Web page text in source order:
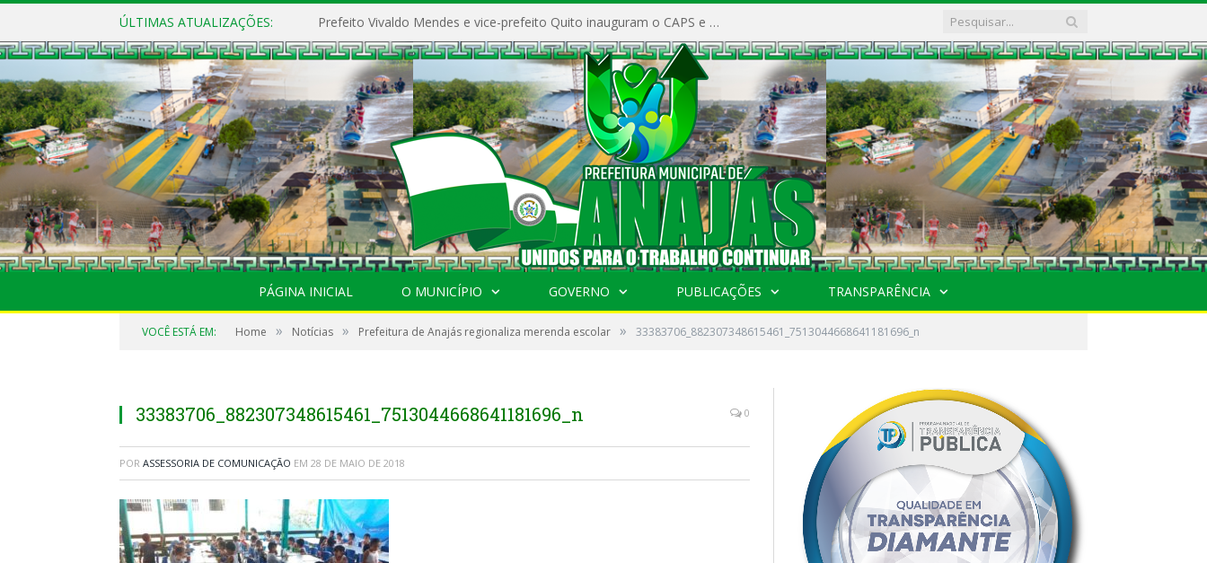
ÚLTIMAS ATUALIZAÇÕES: Prefeito Vivaldo Mendes e vice-prefeito Quito inauguram o CAPS e fortalecem a saúde pública em Anajás.
PÁGINA INICIAL O MUNICÍPIO GOVERNO PUBLICAÇÕES TRANSPARÊNCIA
VOCÊ ESTÁ EM: Home » Notícias » Prefeitura de Anajás regionaliza merenda escolar » 33383706_882307348615461_7513044668641181696_n
33383706_882307348615461_7513044668641181696_n 0
POR ASSESSORIA DE COMUNICAÇÃO EM 28 DE MAIO DE 2018